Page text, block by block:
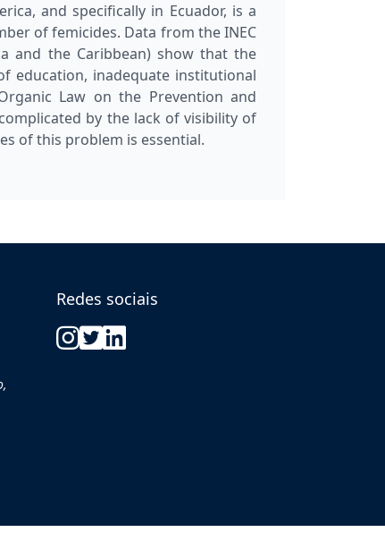
and specifically in Ecuador, is a
of femicides. Data from the INEC
and the Caribbean) show that the
education, inadequate institutional
Law on the Prevention and
by the lack of visibility of
of this problem is essential.
Redes sociais